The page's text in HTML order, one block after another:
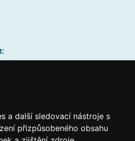
a další sledovací nástroje s
přizpůsobeného obsahu